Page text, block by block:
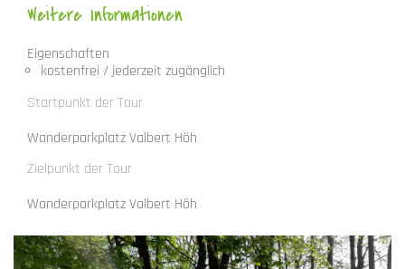
Weitere Informationen
Eigenschaften
kostenfrei / jederzeit zugänglich
Startpunkt der Tour
Wanderparkplatz Valbert Höh
Zielpunkt der Tour
Wanderparkplatz Valbert Höh